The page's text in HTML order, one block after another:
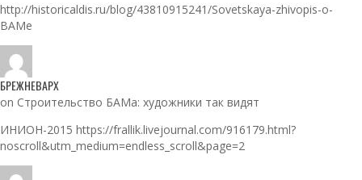
http://historicaldis.ru/blog/43810915241/Sovetskaya-zhivopis-o-
BAMe
БРЕЖНЕВАРХ
on Строительство БАМа: художники так видят
ИНИОН-2015 https://frallik.livejournal.com/916179.html?
noscroll&utm_medium=endless_scroll&page=2